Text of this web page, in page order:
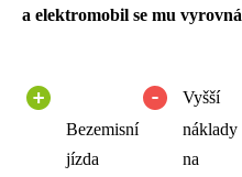
a elektromobil se mu vyrovná
Bezemisní
jízda
Vyšší
náklady
na